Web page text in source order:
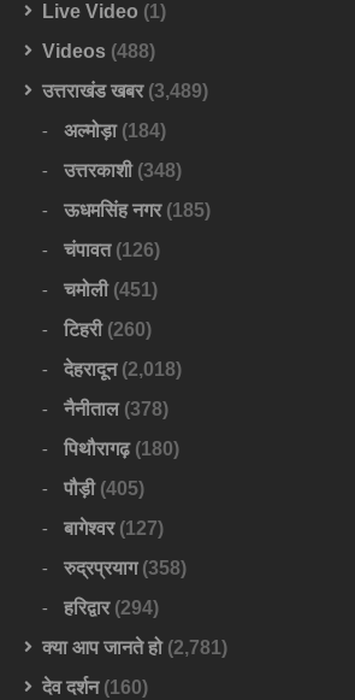
Live Video (1)
Videos (488)
उत्तराखंड खबर(3,489)
अल्मोड़ा(184)
उत्तरकाशी(348)
ऊधमसिंह नगर(185)
चंपावत(126)
चमोली(451)
टिहरी(260)
देहरादून(2,018)
नैनीताल(378)
पिथौरागढ़(180)
पौड़ी(405)
बागेश्वर(127)
रुद्रप्रयाग(358)
हरिद्वार(294)
क्या आप जानते हो(2,781)
देव दर्शन(160)